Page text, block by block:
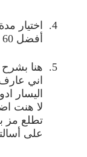
4.
اختيار
أفضل 60 ثانية لأجل طرح عدد من الاسئلة
5.
هنا
اني
اليسار
لا هنت
تطلع مز
على